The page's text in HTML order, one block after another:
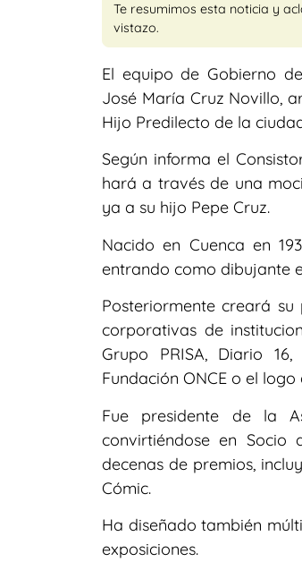
Te resumimos esta noticia y
vistazo.
El equipo de Gobierno
José María Cruz Novillo,
Hijo Predilecto de la
Según informa el
hará a través de una
ya a su hijo Pepe Cruz.
Nacido en Cuenca en
entrando como dibujante
Posteriormente creará
corporativas de
Grupo PRISA, Diario
Fundación ONCE o el
Fue presidente de la
convirtiéndose en
decenas de premios,
Cómic.
Ha diseñado también
exposiciones.